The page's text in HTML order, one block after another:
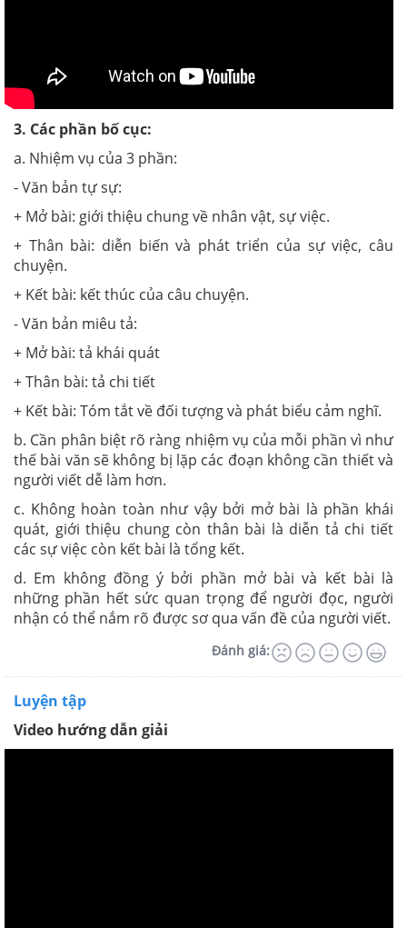
3. Các phần bố cục:
a. Nhiệm vụ của 3 phần:
- Văn bản tự sự:
+ Mở bài: giới thiệu chung về nhân vật, sự việc.
+ Thân bài: diễn biến và phát triển của sự việc, câu
chuyện.
+ Kết bài: kết thúc của câu chuyện.
- Văn bản miêu tả:
+ Mở bài: tả khái quát
+ Thân bài: tả chi tiết
+ Kết bài: Tóm tắt về đối tượng và phát biểu cảm nghĩ.
b. Cần phân biệt rõ ràng nhiệm vụ của mỗi phần vì như
thế bài văn sẽ không bị lặp các đoạn không cần thiết và
người viết dễ làm hơn.
c. Không hoàn toàn như vậy bởi mở bài là phần khái
quát, giới thiệu chung còn thân bài là diễn tả chi tiết
các sự việc còn kết bài là tổng kết.
d. Em không đồng ý bởi phần mở bài và kết bài là
những phần hết sức quan trọng để người đọc, người
nhận có thể nắm rõ được sơ qua vấn đề của người viết.
Đánh giá:
Luyện tập
Video hướng dẫn giải